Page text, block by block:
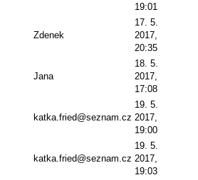
19:01
Zdenek
17. 5.
2017,
20:35
Jana
18. 5.
2017,
17:08
katka.fried@seznam.cz
19. 5.
2017,
19:00
katka.fried@seznam.cz
19. 5.
2017,
19:03